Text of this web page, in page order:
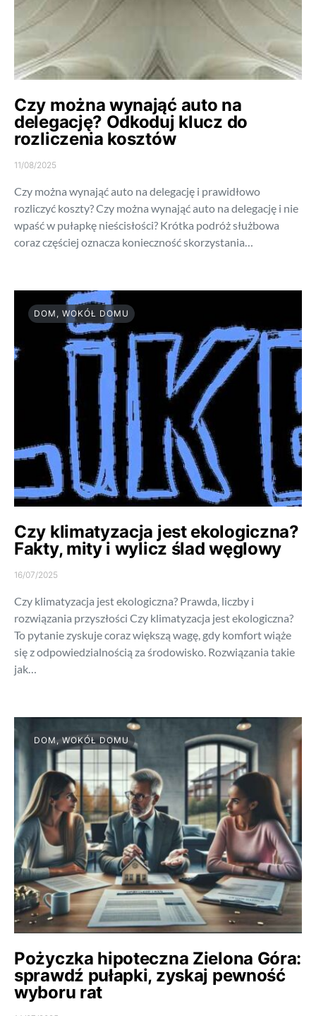
Czy można wynająć auto na
delegację? Odkoduj klucz do
rozliczenia kosztów
11/08/2025
Czy można wynająć auto na delegację i prawidłowo
rozliczyć koszty? Czy można wynająć auto na delegację i nie
wpaść w pułapkę nieścisłości? Krótka podróż służbowa
coraz częściej oznacza konieczność skorzystania…
DOM, WOKÓŁ DOMU
Czy klimatyzacja jest ekologiczna?
Fakty, mity i wylicz ślad węglowy
16/07/2025
Czy klimatyzacja jest ekologiczna? Prawda, liczby i
rozwiązania przyszłości Czy klimatyzacja jest ekologiczna?
To pytanie zyskuje coraz większą wagę, gdy komfort wiąże
się z odpowiedzialnością za środowisko. Rozwiązania takie
jak…
DOM, WOKÓŁ DOMU
Pożyczka hipoteczna Zielona Góra:
sprawdź pułapki, zyskaj pewność
wyboru rat